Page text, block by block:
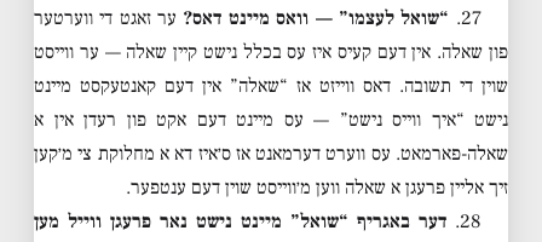
27. “שואל לעצמו” — וואס מיינט דאס? ער זאגט די ווערטער
פון שאלה. אין דעם קעיס איז עס בכלל נישט קיין שאלה — ער ווייסט
שוין די תשובה. דאס ווייזט אז “שאלה” אין דעם קאנטעקסט מיינט
נישט “איך ווייס נישט” — עס מיינט דעם אקט פון רעדן אין א
שאלה-פארמאט. עס ווערט דערמאנט אז ס׳איז דא א מחלוקת צי מ׳קען
זיך אליין פרעגן א שאלה ווען מ׳ווייסט שוין דעם ענטפער.
28. דער באגריף “שואל” מיינט נישט נאר פרעגן ווייל מען